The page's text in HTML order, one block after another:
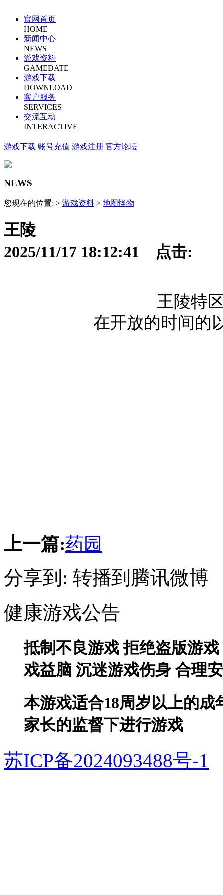
官网首页
HOME
新闻中心
NEWS
游戏资料
GAMEDATE
游戏下载
DOWNLOAD
客户服务
SERVICES
交流互动
INTERACTIVE
游戏下载 账号充值 游戏注册 官方论坛
NEWS
您现在的位置: > 游戏资料 > 地图怪物
王陵
2025/11/17 18:12:41 点击:
王陵特
在开放的时间的
上一篇:药园
分享到: 转播到腾讯微博
健康游戏公告
抵制不良游戏 拒绝盗版游
戏益脑 沉迷游戏伤身 合理
本游戏适合18周岁以上的成
家长的监督下进行游戏
苏ICP备2024093488号-1